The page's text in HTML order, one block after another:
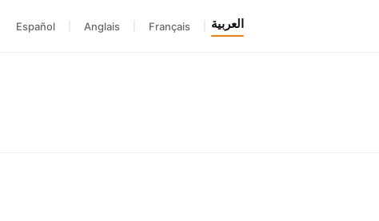
العربية Français
Anglais
Español